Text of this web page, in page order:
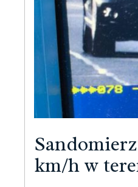
km/h w